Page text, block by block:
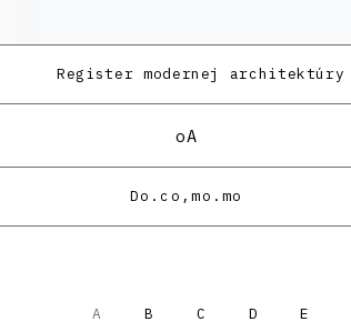
Register modernej architektúry
oA
Do.co,mo.mo
A B C D E